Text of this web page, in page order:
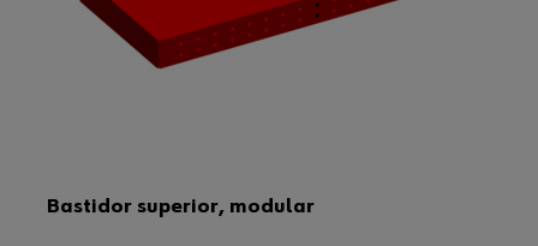
Bastidor superior, modular